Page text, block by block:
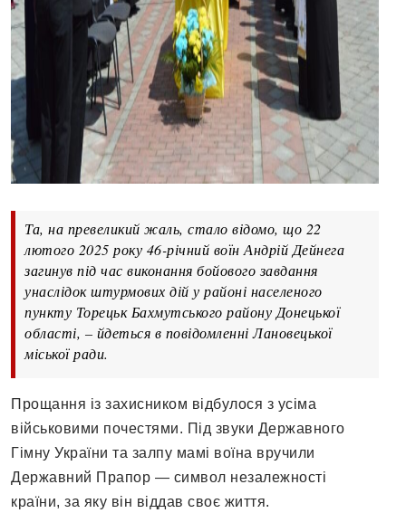
Та, на превеликий жаль, стало відомо, що 22
лютого 2025 року 46-річний воїн Андрій Дейнега
загинув під час виконання бойового завдання
унаслідок штурмових дій у районі населеного
пункту Торецьк Бахмутського району Донецької
області, – йдеться в повідомленні Лановецької
міської ради.
Прощання із захисником відбулося з усіма
військовими почестями. Під звуки Державного
Гімну України та залпу мамі воїна вручили
Державний Прапор — символ незалежності
країни, за яку він віддав своє життя.